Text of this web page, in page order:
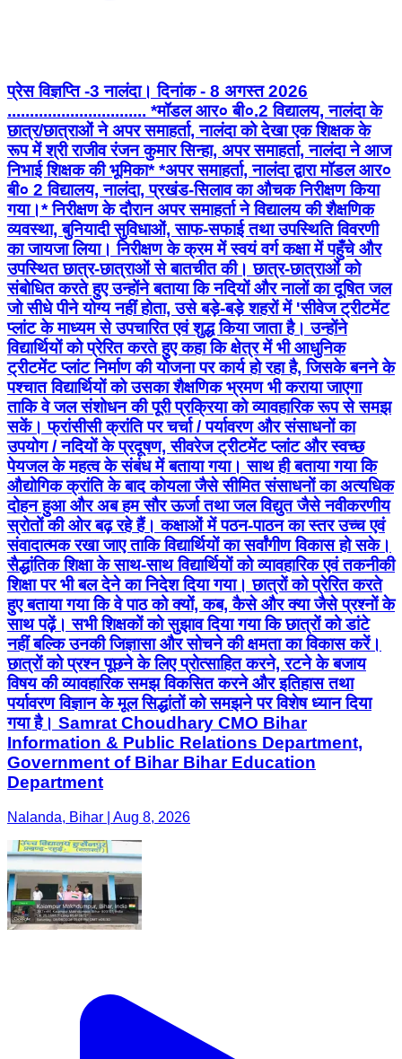
प्रेस विज्ञप्ति -3 नालंदा। दिनांक - 8 अगस्त 2026
............................... *मॉडल आर० बी०.2 विद्यालय, नालंदा के
छात्र/छात्राओं ने अपर समाहर्ता, नालंदा को देखा एक शिक्षक के
रूप में श्री राजीव रंजन कुमार सिन्हा, अपर समाहर्ता, नालंदा ने आज
निभाई शिक्षक की भूमिका* *अपर समाहर्ता, नालंदा द्वारा मॉडल आर०
बी० 2 विद्यालय, नालंदा, प्रखंड-सिलाव का औचक निरीक्षण किया
गया।* निरीक्षण के दौरान अपर समाहर्ता ने विद्यालय की शैक्षणिक
व्यवस्था, बुनियादी सुविधाओं, साफ-सफाई तथा उपस्थिति विवरणी
का जायजा लिया। निरीक्षण के क्रम में स्वयं वर्ग कक्षा में पहुँचे और
उपस्थित छात्र-छात्राओं से बातचीत की। छात्र-छात्राओं को
संबोधित करते हुए उन्होंने बताया कि नदियों और नालों का दूषित जल
जो सीधे पीने योग्य नहीं होता, उसे बड़े-बड़े शहरों में 'सीवेज ट्रीटमेंट
प्लांट के माध्यम से उपचारित एवं शुद्ध किया जाता है। उन्होंने
विद्यार्थियों को प्रेरित करते हुए कहा कि क्षेत्र में भी आधुनिक
ट्रीटमेंट प्लांट निर्माण की योजना पर कार्य हो रहा है, जिसके बनने के
पश्चात विद्यार्थियों को उसका शैक्षणिक भ्रमण भी कराया जाएगा
ताकि वे जल संशोधन की पूरी प्रक्रिया को व्यावहारिक रूप से समझ
सकें। फ्रांसीसी क्रांति पर चर्चा / पर्यावरण और संसाधनों का
उपयोग / नदियों के प्रदूषण, सीवरेज ट्रीटमेंट प्लांट और स्वच्छ
पेयजल के महत्व के संबंध में बताया गया। साथ ही बताया गया कि
औद्योगिक क्रांति के बाद कोयला जैसे सीमित संसाधनों का अत्यधिक
दोहन हुआ और अब हम सौर ऊर्जा तथा जल विद्युत जैसे नवीकरणीय
स्रोतों की ओर बढ़ रहे हैं। कक्षाओं में पठन-पाठन का स्तर उच्च एवं
संवादात्मक रखा जाए ताकि विद्यार्थियों का सर्वांगीण विकास हो सके।
सैद्धांतिक शिक्षा के साथ-साथ विद्यार्थियों को व्यावहारिक एवं तकनीकी
शिक्षा पर भी बल देने का निदेश दिया गया। छात्रों को प्रेरित करते
हुए बताया गया कि वे पाठ को क्यों, कब, कैसे और क्या जैसे प्रश्नों के
साथ पढ़ें। सभी शिक्षकों को सुझाव दिया गया कि छात्रों को डांटे
नहीं बल्कि उनकी जिज्ञासा और सोचने की क्षमता का विकास करें।
छात्रों को प्रश्न पूछने के लिए प्रोत्साहित करने, रटने के बजाय
विषय की व्यावहारिक समझ विकसित करने और इतिहास तथा
पर्यावरण विज्ञान के मूल सिद्धांतों को समझने पर विशेष ध्यान दिया
गया है। Samrat Choudhary CMO Bihar
Information & Public Relations Department,
Government of Bihar Bihar Education
Department
Nalanda, Bihar | Aug 8, 2026